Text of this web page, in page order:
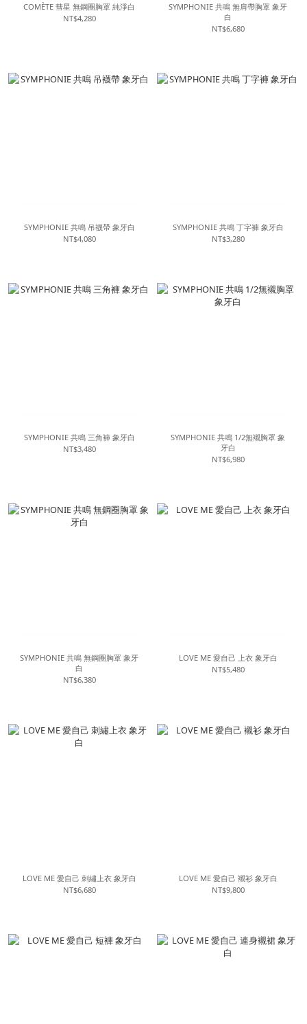
COMÈTE 彗星 無鋼圈胸罩 純淨白
NT$4,280
SYMPHONIE 共鳴 無肩帶胸罩 象牙
白
NT$6,680
SYMPHONIE 共鳴 吊襪帶 象牙白
NT$4,080
SYMPHONIE 共鳴 丁字褲 象牙白
NT$3,280
SYMPHONIE 共鳴 三角褲 象牙白
NT$3,480
SYMPHONIE 共鳴 1/2無襯胸罩 象
牙白
NT$6,980
SYMPHONIE 共鳴 無鋼圈胸罩 象牙
白
NT$6,380
LOVE ME 愛自己 上衣 象牙白
NT$5,480
LOVE ME 愛自己 刺繡上衣 象牙白
NT$6,680
LOVE ME 愛自己 襯衫 象牙白
NT$9,800